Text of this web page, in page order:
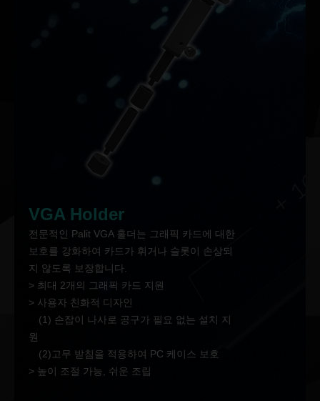
VGA Holder
전문적인 Palit VGA 홀더는 그래픽 카드에 대한
보호를 강화하여 카드가 휘거나 슬롯이 손상되
지 않도록 보장합니다.
> 최대 2개의 그래픽 카드 지원
> 사용자 친화적 디자인
(1) 손잡이 나사로 공구가 필요 없는 설치 지
원
(2)고무 받침을 적용하여 PC 케이스 보호
> 높이 조절 가능, 쉬운 조립